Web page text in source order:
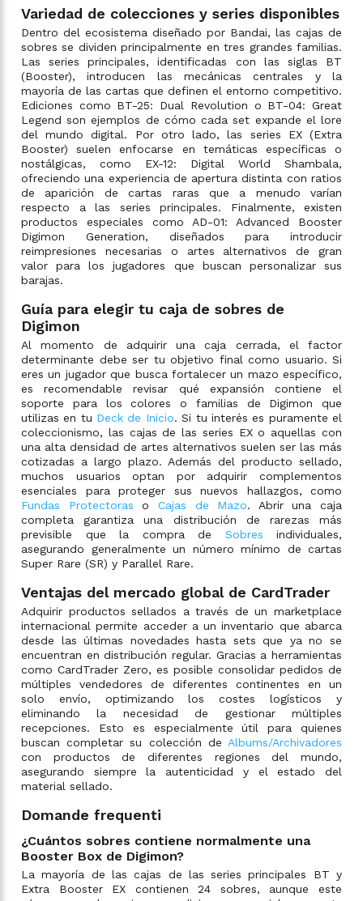
Variedad de colecciones y series disponibles
Dentro del ecosistema diseñado por Bandai, las cajas de
sobres se dividen principalmente en tres grandes familias.
Las series principales, identificadas con las siglas BT
(Booster), introducen las mecánicas centrales y la
mayoría de las cartas que definen el entorno competitivo.
Ediciones como BT-25: Dual Revolution o BT-04: Great
Legend son ejemplos de cómo cada set expande el lore
del mundo digital. Por otro lado, las series EX (Extra
Booster) suelen enfocarse en temáticas específicas o
nostálgicas, como EX-12: Digital World Shambala,
ofreciendo una experiencia de apertura distinta con ratios
de aparición de cartas raras que a menudo varían
respecto a las series principales. Finalmente, existen
productos especiales como AD-01: Advanced Booster
Digimon Generation, diseñados para introducir
reimpresiones necesarias o artes alternativos de gran
valor para los jugadores que buscan personalizar sus
barajas.
Guía para elegir tu caja de sobres de
Digimon
Al momento de adquirir una caja cerrada, el factor
determinante debe ser tu objetivo final como usuario. Si
eres un jugador que busca fortalecer un mazo específico,
es recomendable revisar qué expansión contiene el
soporte para los colores o familias de Digimon que
utilizas en tu Deck de Inicio. Si tu interés es puramente el
coleccionismo, las cajas de las series EX o aquellas con
una alta densidad de artes alternativos suelen ser las más
cotizadas a largo plazo. Además del producto sellado,
muchos usuarios optan por adquirir complementos
esenciales para proteger sus nuevos hallazgos, como
Fundas Protectoras o Cajas de Mazo. Abrir una caja
completa garantiza una distribución de rarezas más
previsible que la compra de Sobres individuales,
asegurando generalmente un número mínimo de cartas
Super Rare (SR) y Parallel Rare.
Ventajas del mercado global de CardTrader
Adquirir productos sellados a través de un marketplace
internacional permite acceder a un inventario que abarca
desde las últimas novedades hasta sets que ya no se
encuentran en distribución regular. Gracias a herramientas
como CardTrader Zero, es posible consolidar pedidos de
múltiples vendedores de diferentes continentes en un
solo envío, optimizando los costes logísticos y
eliminando la necesidad de gestionar múltiples
recepciones. Esto es especialmente útil para quienes
buscan completar su colección de Albums/Archivadores
con productos de diferentes regiones del mundo,
asegurando siempre la autenticidad y el estado del
material sellado.
Domande frequenti
¿Cuántos sobres contiene normalmente una
Booster Box de Digimon?
La mayoría de las cajas de las series principales BT y
Extra Booster EX contienen 24 sobres, aunque este